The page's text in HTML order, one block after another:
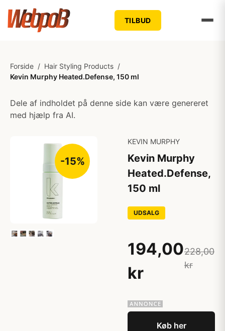
TILBUD
Forside / Hair Styling Products /
Kevin Murphy Heated.Defense, 150 ml
Dele af indholdet på denne side kan være genereret
med hjælp fra AI.
-15%
KEVIN MURPHY
Kevin Murphy
Heated.Defense,
150 ml
UDSALG
194,00
kr
228,00
kr
Køb her